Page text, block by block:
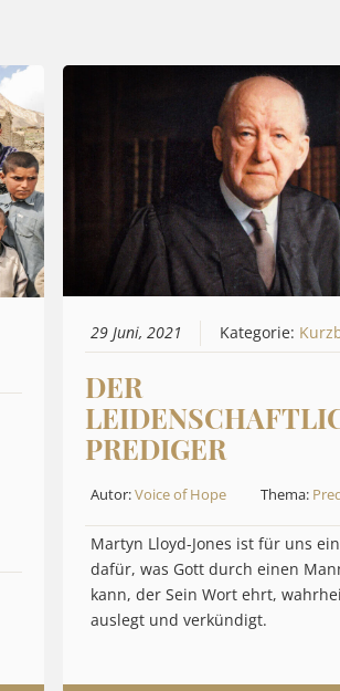
29 Juni, 2021 Kategorie:
DER
PREDIGER
Autor:Voice of Hope Thema:
Martyn Lloyd-Jones ist für uns
dafür, was Gott durch einen
kann, der Sein Wort ehrt,
auslegt und verkündigt.